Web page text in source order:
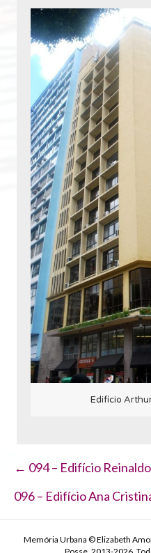
Edifício
Navegação
de
← 094 – Edifício
096 – Edifício Ana
Memória Urbana © Elizabeth